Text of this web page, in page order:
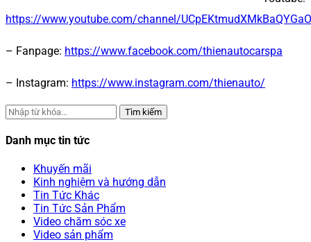
https://www.youtube.com/channel/
– Fanpage: https://www.facebook.com/thienautocarspa
– Instagram: https://www.instagram.com/thienauto/
Tìm kiếm
Danh mục tin tức
Khuyến mãi
Kinh nghiệm và hướng dẫn
Tin Tức Khác
Tin Tức Sản Phẩm
Video chăm sóc xe
Video sản phẩm